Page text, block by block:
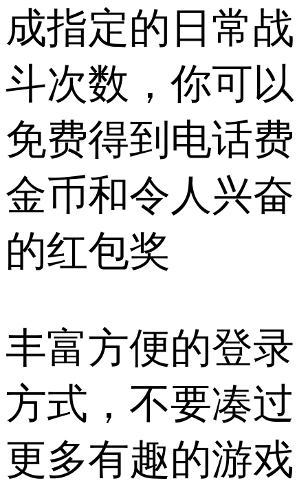
成指定的日常战
斗次数，你可以
免费得到电话费
金币和令人兴奋
的红包奖
丰富方便的登录
方式，不要凑过
更多有趣的游戏